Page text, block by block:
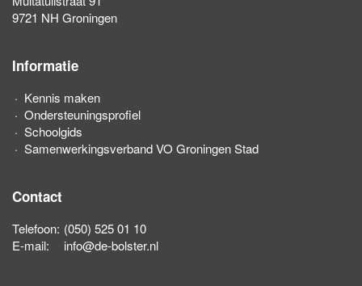
9721 NH Groningen
Informatie
Kennis maken
Ondersteuningsprofiel
Schoolgids
Samenwerkingsverband VO Groningen Stad
Contact
Telefoon: (050) 525 01 10
E-mail:
info@de-bolster.nl